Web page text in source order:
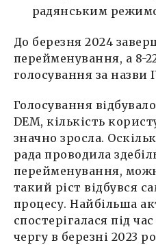
радянським
До березня 2024
перейменування, а 8-
голосування за назви
Голосування
DEM, кількість
значно зросла.
рада проводила
перейменування,
такий ріст відбувся
процесу. Найбільша
спостерігалася під
чергу в березні 2023